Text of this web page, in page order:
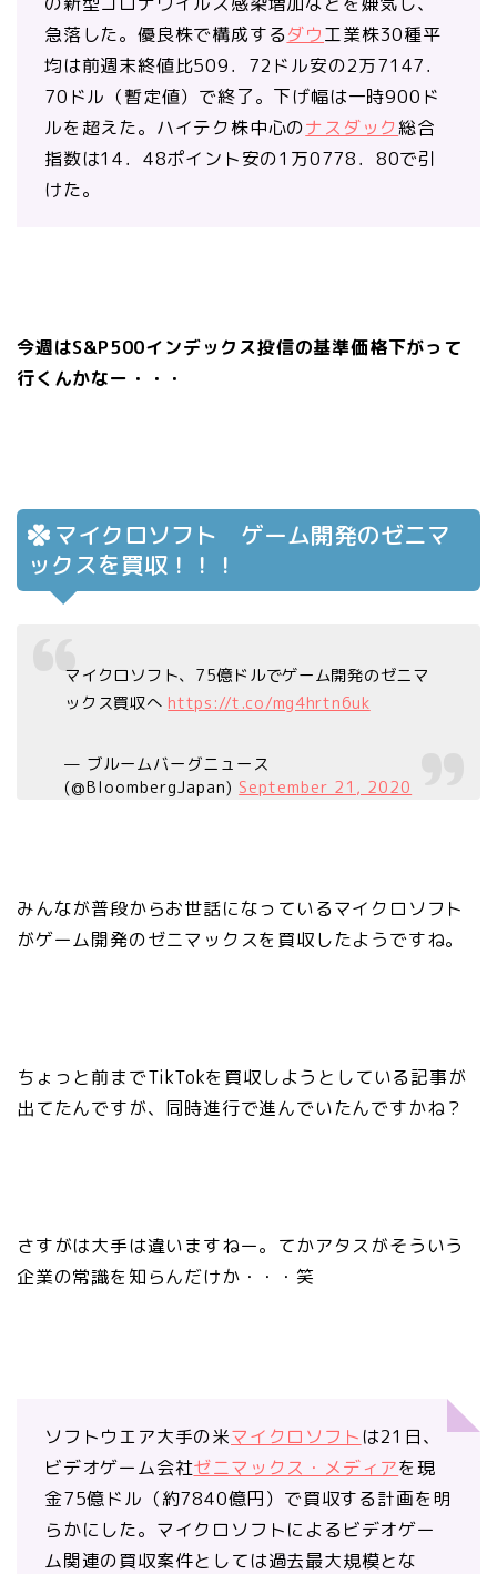
急落した。優良株で構成するダウ工業株30種平
均は前週末終値比509．72ドル安の2万7147．
70ドル（暫定値）で終了。下げ幅は一時900ド
ルを超えた。ハイテク株中心のナスダック総合
指数は14．48ポイント安の1万0778．80で引
けた。
今週はS&P500インデックス投信の基準価格下がって
行くんかなー・・・
マイクロソフト ゲーム開発のゼニマ
ックスを買収！！！
マイクロソフト、75億ドルでゲーム開発のゼニマ
ックス買収へ https://t.co/mg4hrtn6uk
— ブルームバーグニュース
(@BloombergJapan) September 21, 2020
みんなが普段からお世話になっているマイクロソフト
がゲーム開発のゼニマックスを買収したようですね。
ちょっと前までTikTokを買収しようとしている記事が
出てたんですが、同時進行で進んでいたんですかね？
さすがは大手は違いますねー。てかアタスがそういう
企業の常識を知らんだけか・・・笑
ソフトウエア大手の米マイクロソフトは21日、
ビデオゲーム会社ゼニマックス・メディアを現
金75億ドル（約7840億円）で買収する計画を明
らかにした。マイクロソフトによるビデオゲー
ム関連の買収案件としては過去最大規模とな